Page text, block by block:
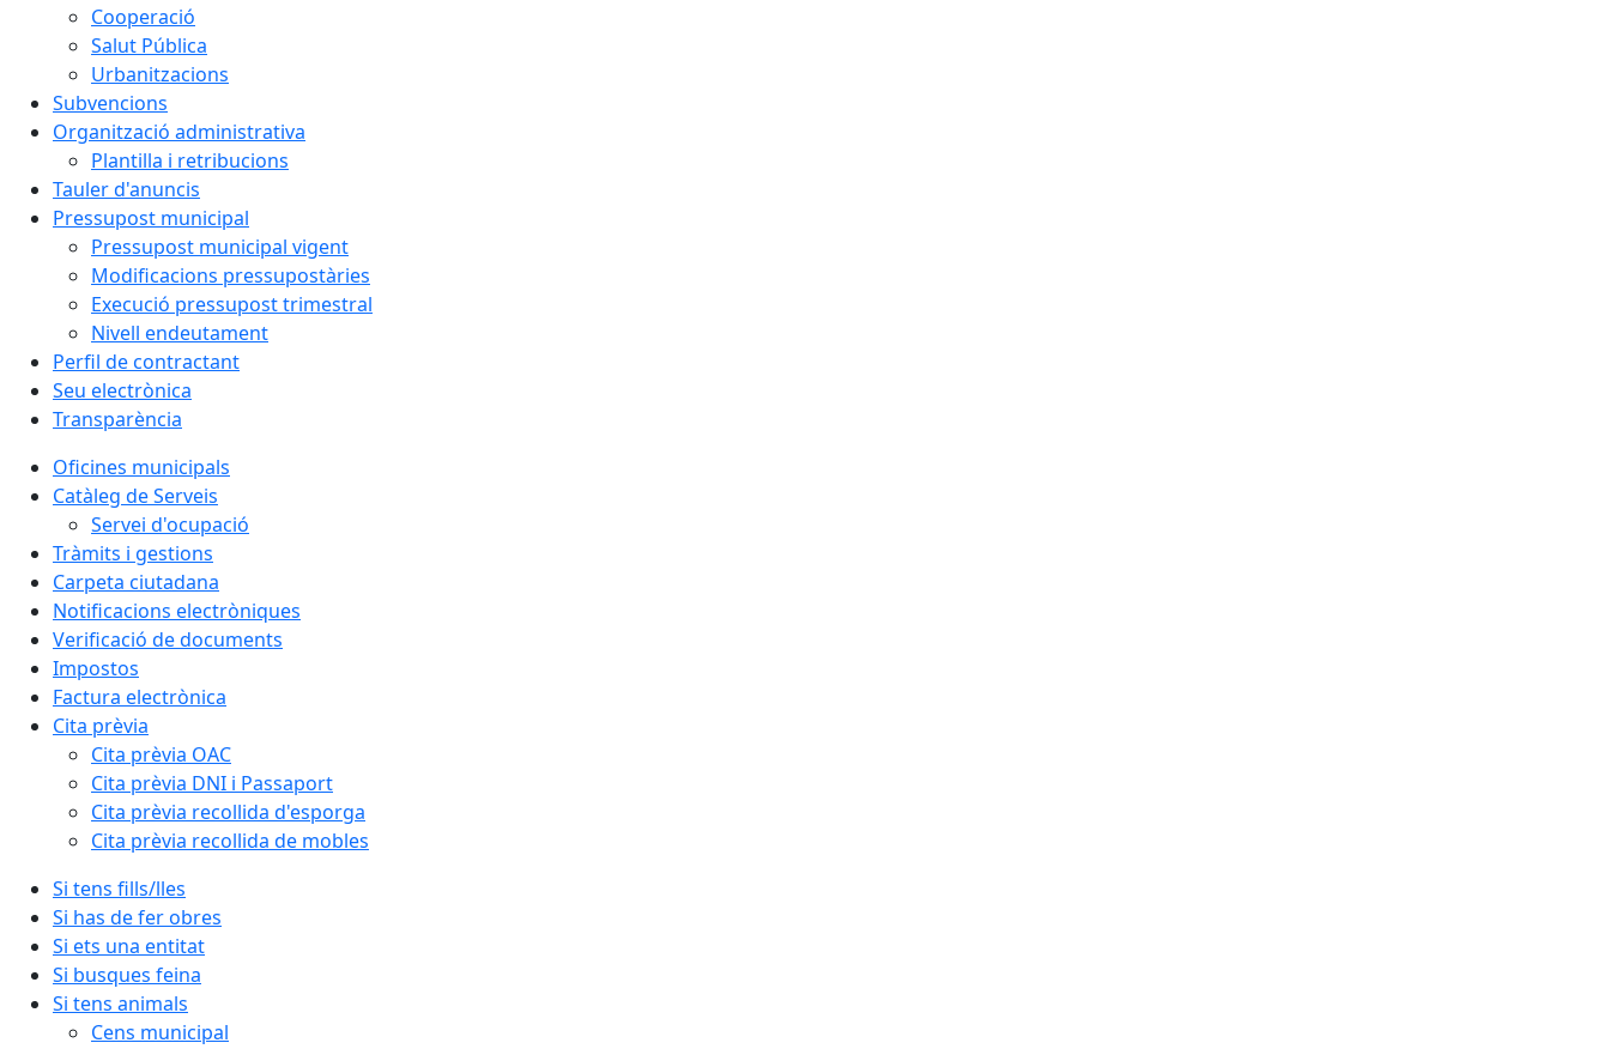
Cooperació
Salut Pública
Urbanitzacions
Subvencions
Organització administrativa
Plantilla i retribucions
Tauler d'anuncis
Pressupost municipal
Pressupost municipal vigent
Modificacions pressupostàries
Execució pressupost trimestral
Nivell endeutament
Perfil de contractant
Seu electrònica
Transparència
Oficines municipals
Catàleg de Serveis
Servei d'ocupació
Tràmits i gestions
Carpeta ciutadana
Notificacions electròniques
Verificació de documents
Impostos
Factura electrònica
Cita prèvia
Cita prèvia OAC
Cita prèvia DNI i Passaport
Cita prèvia recollida d'esporga
Cita prèvia recollida de mobles
Si tens fills/lles
Si has de fer obres
Si ets una entitat
Si busques feina
Si tens animals
Cens municipal